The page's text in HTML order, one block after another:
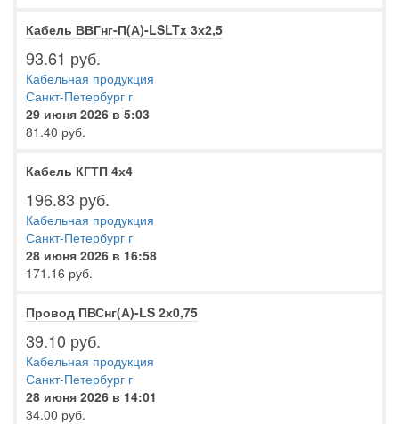
Кабель ВВГнг-П(А)-LSLTx 3х2,5
93.61 руб.
Кабельная продукция
Санкт-Петербург г
29 июня 2026 в 5:03
81.40 руб.
Кабель КГТП 4х4
196.83 руб.
Кабельная продукция
Санкт-Петербург г
28 июня 2026 в 16:58
171.16 руб.
Провод ПВСнг(А)-LS 2х0,75
39.10 руб.
Кабельная продукция
Санкт-Петербург г
28 июня 2026 в 14:01
34.00 руб.